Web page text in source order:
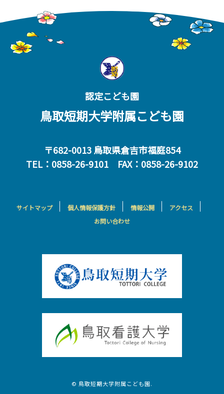
認定こども園
鳥取短期大学附属こども園
〒682-0013 鳥取県倉吉市福庭854
TEL：0858-26-9101 FAX：0858-26-9102
サイトマップ 個人情報保護方針 情報公開
アクセス
お問い合わせ
© 鳥取短期大学附属こども園.